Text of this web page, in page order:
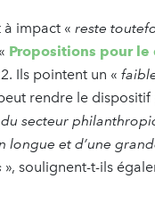
impact « reste
Propositions pour le
Ils pointent un «
rendre le
secteur
longue et d’une
», soulignent-t-ils